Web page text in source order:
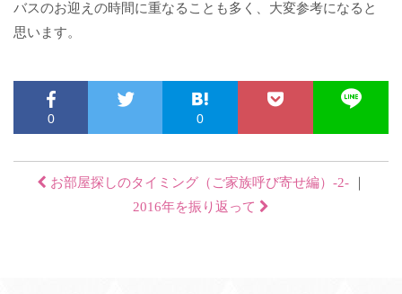
バスのお迎えの時間に重なることも多く、大変参考になると
思います。
0 0
お部屋探しのタイミング（ご家族呼び寄せ編）-2-｜
2016年を振り返って